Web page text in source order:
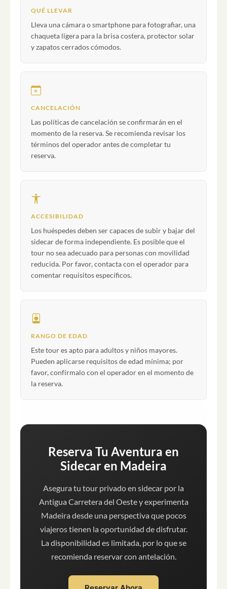
QUÉ LLEVAR
Lleva una cámara o smartphone para fotografiar, una
chaqueta ligera para la brisa costera, protector solar
y zapatos cerrados cómodos.
CANCELACIÓN
Las políticas de cancelación se confirmarán en el
momento de la reserva. Se recomienda revisar los
términos del operador antes de completar tu
reserva.
ACCESIBILIDAD
Los huéspedes deben ser capaces de subir y bajar del
sidecar de forma independiente. Es posible que el
tour no sea adecuado para personas con movilidad
reducida. Por favor, contacta con el operador para
comentar requisitos específicos.
RANGO DE EDAD
Este tour es apto para adultos y niños mayores.
Pueden aplicarse requisitos de edad mínima; por
favor, confírmalo con el operador en el momento de
la reserva.
Reserva Tu Aventura en
Sidecar en Madeira
Asegura tu tour privado en sidecar por la
Antigua Carretera del Oeste y experimenta
Madeira desde una perspectiva que pocos
viajeros tienen la oportunidad de disfrutar.
La disponibilidad es limitada, por lo que se
recomienda reservar con antelación.